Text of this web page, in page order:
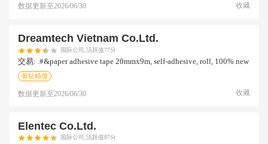
数据更新至2026/06/30 收藏
Dreamtech Vietnam Co.ltd.
国际公司,活跃值77分
交易: .#&paper adhesive tape 20mmx9m, self-adhesive, roll, 100% new
黄钻精搜
数据更新至2026/06/30 收藏
Elentec Co.ltd.
国际公司,活跃值87分